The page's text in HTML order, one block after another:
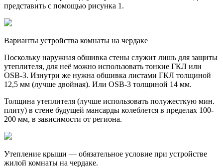
представить с помощью рисунка 1.
Варианты устройства комнаты на чердаке
Поскольку наружная обшивка стены служит лишь для защиты
утеплителя, для неё можно использовать тонкие ГКЛ или
ОSB-3. Изнутри же нужна обшивка листами ГКЛ толщиной
12,5 мм (лучше двойная). Или ОSB-3 толщиной 14 мм.
Толщина утеплителя (лучше использовать полужесткую мин.
плиту) в стене будущей мансарды колеблется в пределах 100-
200 мм, в зависимости от региона.
Утепление крыши — обязательное условие при устройстве
жилой комнаты на чердаке.